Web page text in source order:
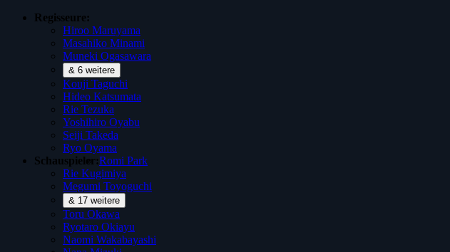
Regisseure:
Hiroo Maruyama
Masahiko Minami
Muneki Ogasawara
& 6 weitere
Kouji Taguchi
Hideo Katsumata
Rie Tezuka
Yoshihiro Oyabu
Seiji Takeda
Ryo Oyama
Schauspieler:Romi Park
Rie Kugimiya
Megumi Toyoguchi
& 17 weitere
Toru Okawa
Ryotaro Okiayu
Naomi Wakabayashi